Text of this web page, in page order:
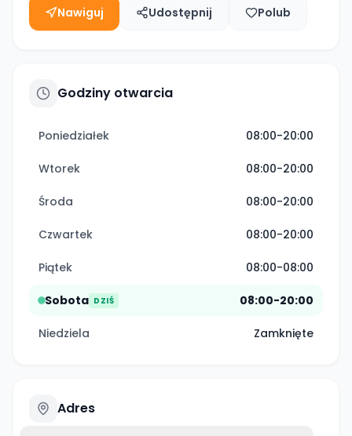
Nawiguj Udostępnij Polub
Godziny otwarcia
Poniedziałek 08:00-20:00
Wtorek 08:00-20:00
Środa 08:00-20:00
Czwartek 08:00-20:00
Piątek 08:00-08:00
Sobota DZIŚ 08:00-20:00
Niedziela Zamknięte
Adres